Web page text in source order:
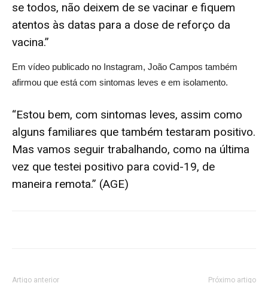
se todos, não deixem de se vacinar e fiquem
atentos às datas para a dose de reforço da
vacina.”
Em vídeo publicado no Instagram, João Campos também
afirmou que está com sintomas leves e em isolamento.
“Estou bem, com sintomas leves, assim como
alguns familiares que também testaram positivo.
Mas vamos seguir trabalhando, como na última
vez que testei positivo para covid-19, de
maneira remota.” (AGE)
Artigo anterior Próximo artigo